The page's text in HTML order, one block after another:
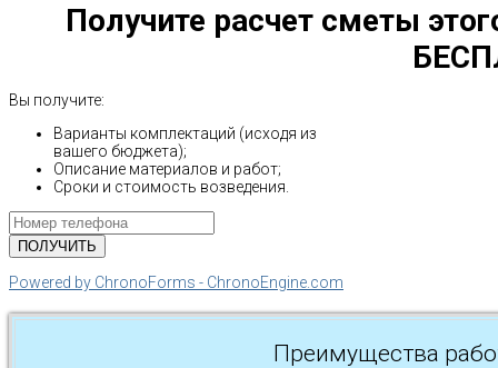
Получите расчет сметы
Вы получите:
Варианты комплектаций (исходя из
вашего бюджета);
Описание материалов и работ;
Сроки и стоимость возведения.
Powered by ChronoForms - ChronoEngine.com
Преимущества